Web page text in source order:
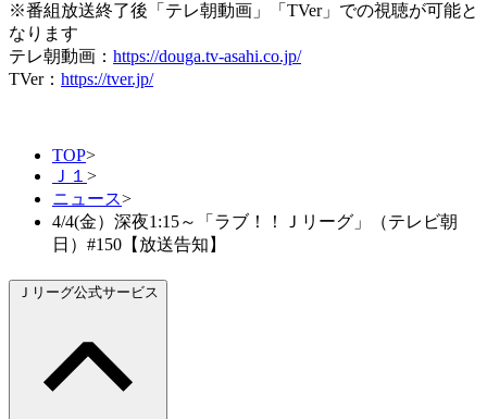
※番組放送終了後「テレ朝動画」「TVer」での視聴が可能と
なります
テレ朝動画： https://douga.tv-asahi.co.jp/
TVer： https://tver.jp/
TOP>
Ｊ１ >
ニュース>
4/4(金）深夜1:15～「ラブ！！Ｊリーグ」（テレビ朝
日）#150【放送告知】
Ｊリーグ公式サービス